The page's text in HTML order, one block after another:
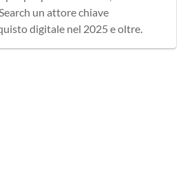
un attore chiave
digitale nel 2025 e oltre.